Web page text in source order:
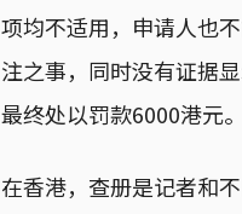
项均不适用，申请人也
注之事，同时没有证据
最终处以罚款6000港元。
在香港，查册是记者和